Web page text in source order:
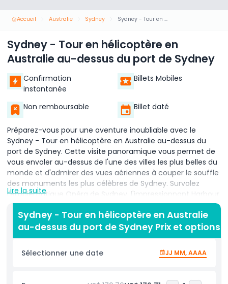
Accueil Australie Sydney Sydney - Tour en hélicoptère en Australie au-dessus du port de Sydney
Sydney - Tour en hélicoptère en
Australie au-dessus du port de Sydney
Confirmation
instantanée
Billets Mobiles
Non remboursable Billet daté
Préparez-vous pour une aventure inoubliable avec le
Sydney - Tour en hélicoptère en Australie au-dessus du
port de Sydney. Cette visite panoramique vous permet de
vous envoler au-dessus de l'une des villes les plus belles du
monde et d'admirer des vues aériennes à couper le souffle
des monuments les plus célèbres de Sydney. Survolez
l'emblématique Opéra de Sydney, l'impressionnant Harbour
Bridge et la superbe côte, y compris Bondi Beach et
l'étincelant océan Pacifique. Votre pilote professionnel vous
guidera tout au long du trajet, signalant les points d'intérêt
et partageant des histoires et des faits intéressants sur la
ville. L'hélicoptère est confortable, climatisé et équipé de
grandes fenêtres, vous ne manquerez donc rien. Que vous
cherchant une perspective unique, cette expérience est
Lire la suite
Sydney - Tour en hélicoptère en Australie
au-dessus du port de Sydney Prix et options
Sélectionner une date JJ MM, AAAA